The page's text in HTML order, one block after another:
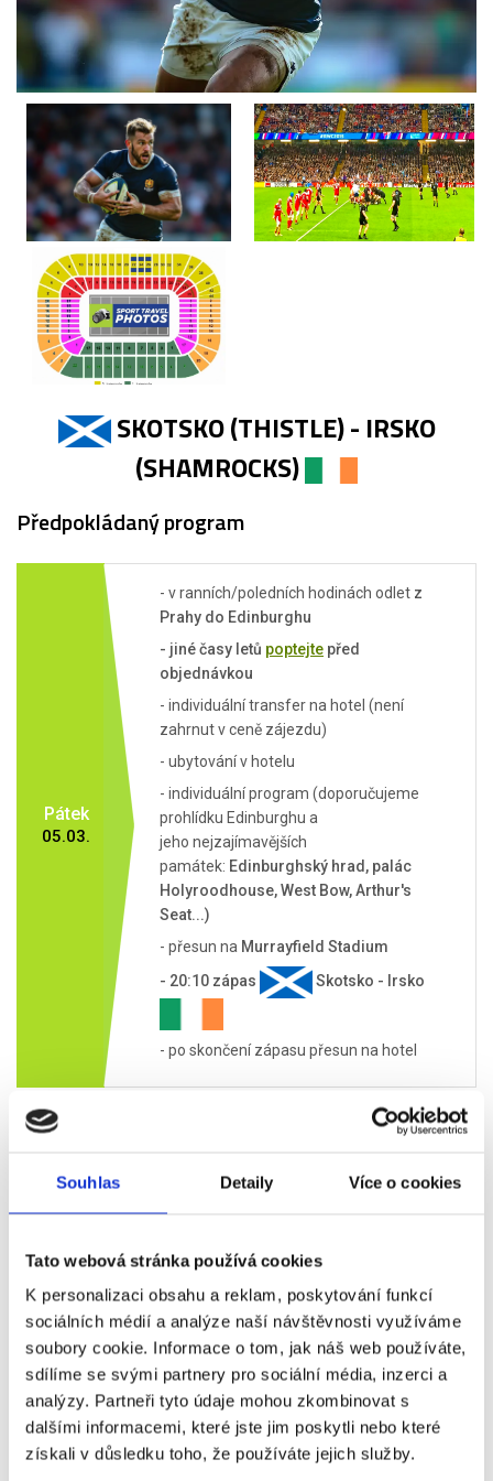
Souhlas Detaily Více o cookies
Tato webová stránka používá cookies
K personalizaci obsahu a reklam, poskytování funkcí
sociálních médií a analýze naší návštěvnosti využíváme
soubory cookie. Informace o tom, jak náš web používáte,
sdílíme se svými partnery pro sociální média, inzerci a
analýzy. Partneři tyto údaje mohou zkombinovat s
dalšími informacemi, které jste jim poskytli nebo které
získali v důsledku toho, že používáte jejich služby.
SKOTSKO (THISTLE) - IRSKO
(SHAMROCKS)
Předpokládaný program
Pátek
05.03.
- v ranních/poledních hodinách odlet z
Prahy do Edinburghu
- jiné časy letů poptejte před
objednávkou
- individuální transfer na hotel (není
zahrnut v ceně zájezdu)
- ubytování v hotelu
- individuální program (doporučujeme
prohlídku Edinburghu a
jeho nejzajímavějších
památek: Edinburghský hrad, palác
Holyroodhouse, West Bow, Arthur's
Seat...)
- přesun na Murrayfield Stadium
- 20:10 zápas
Skotsko - Irsko
- po skončení zápasu přesun na hotel
- individuální transfer na letiště (není
zahrnut v ceně zájezdu)
- v odpoledních hodinách odlet
Edinburghu do Prahy
Příplatky za vstupenky vyšší kategorie
Název Dostupnost Příplatek